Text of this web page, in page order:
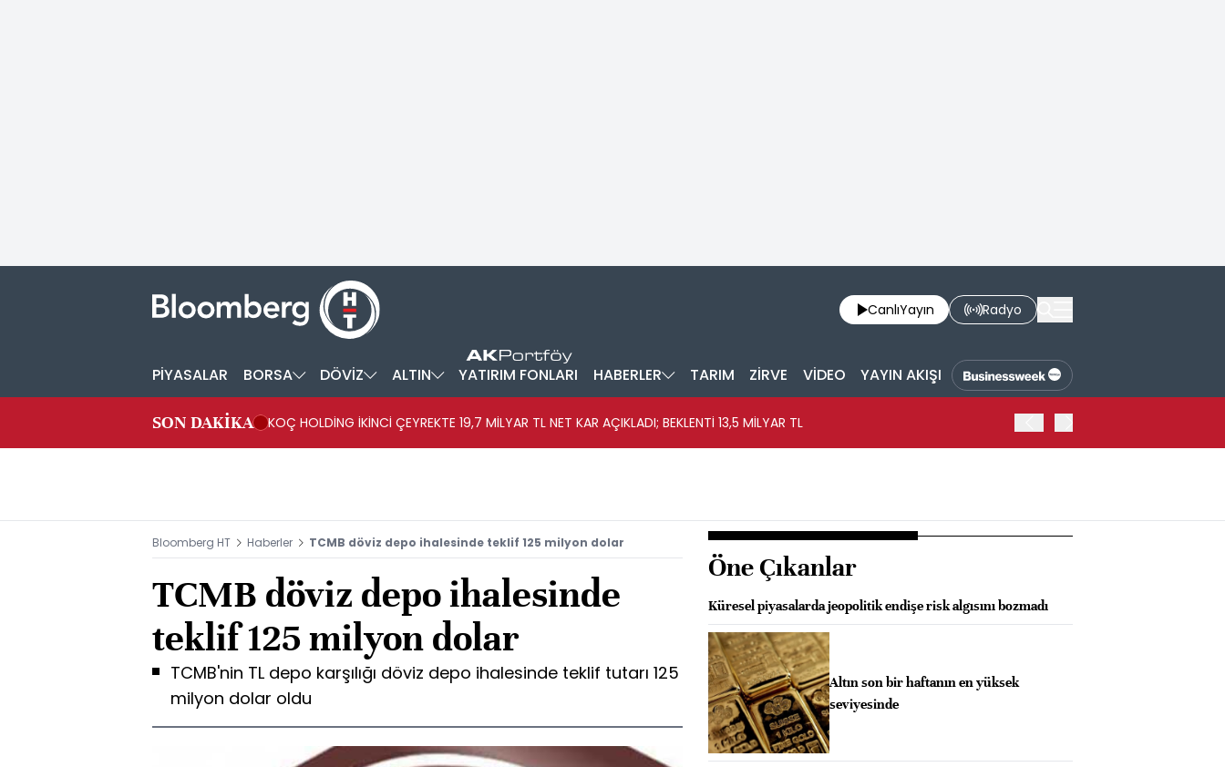
CanlıYayın Radyo
PİYASALAR BORSA DÖVİZ ALTIN YATIRIM FONLARI HABERLER TARIM ZİRVE VİDEO YAYIN AKIŞI
SON DAKİKA KOÇ HOLDİNG İKİNCİ ÇEYREKTE 19,7 MİLYAR TL NET KAR AÇIKLADI; BEKLENTİ 13,5 MİLYAR TL
Bloomberg HT Haberler TCMB döviz depo ihalesinde teklif 125 milyon dolar
TCMB döviz depo ihalesinde
teklif 125 milyon dolar
TCMB'nin TL depo karşılığı döviz depo ihalesinde teklif tutarı 125
milyon dolar oldu
Öne Çıkanlar
Küresel piyasalarda jeopolitik endişe risk algısını bozmadı
Altın son bir haftanın en yüksek
seviyesinde